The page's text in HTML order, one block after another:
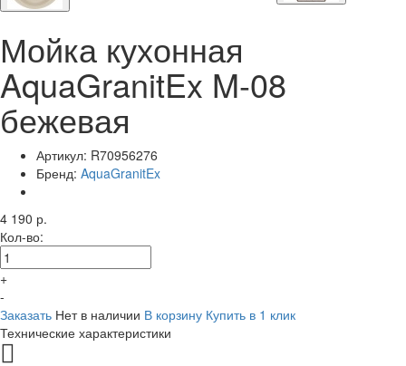
Мойка кухонная
AquaGranitEx M-08
бежевая
Артикул: R70956276
Бренд: AquaGranitEx
4 190 р.
Кол-во:
+
-
Заказать Нет в наличии В корзину Купить в 1 клик
Технические характеристики